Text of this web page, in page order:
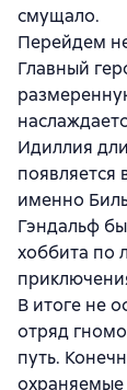
смущало.
Перейдем
Главный
Идиллия
именно
Гэндальф
хоббита по
В итоге не
отряд
путь.